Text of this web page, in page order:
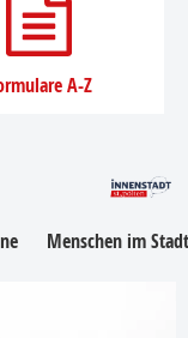
A-Z
Menschen im